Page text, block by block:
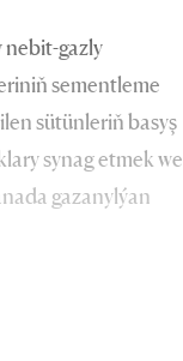
nebit-gazly
sementleme
sütünleriň basyş
synag etmek we
gazanylýan
bilen